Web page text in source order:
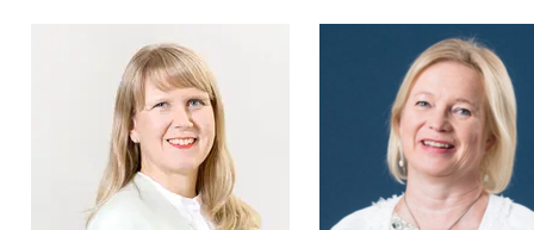
hallituksen aikana, hän toimi
työministerinä.
Kansanedustaja hän on ollut
vuodesta 2015 lähtien. Hän
on tullut tunnetuksi
suomalaisessa
yhteiskunnassa aktiivisena
keskustelijana,
yhteiskunnallisena
vaikuttajana ja
Liikenteen
turvallisuusvirasto
pääjohtajana viraston
perustamisesta alkaen
2010–2017. Sitä ennen
Wihlman on toiminut
muassa
ylijohtajana vuosina
2009